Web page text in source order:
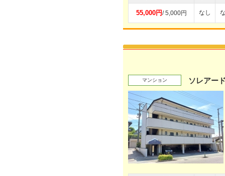
55,000円/ 5,000円 なし
マンション ソレアー